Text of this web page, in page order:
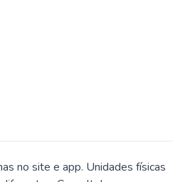
no site e app. Unidades físicas